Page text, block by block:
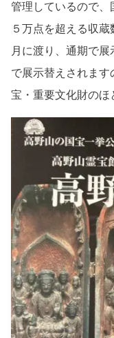
管理しているので、
５万点を超える収
月に渡り、通期で
で展示替えされます
宝・重要文化財のほ